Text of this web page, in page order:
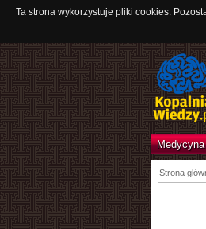
Ta strona wykorzystuje pliki cookies.
Medycyna
Strona